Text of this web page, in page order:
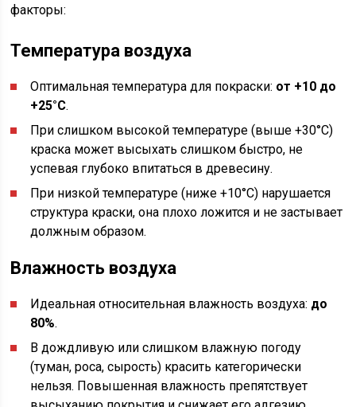
факторы:
Температура воздуха
Оптимальная температура для покраски: от +10 до
+25°C.
При слишком высокой температуре (выше +30°C)
краска может высыхать слишком быстро, не
успевая глубоко впитаться в древесину.
При низкой температуре (ниже +10°C) нарушается
структура краски, она плохо ложится и не застывает
должным образом.
Влажность воздуха
Идеальная относительная влажность воздуха: до
80%.
В дождливую или слишком влажную погоду
(туман, роса, сырость) красить категорически
нельзя. Повышенная влажность препятствует